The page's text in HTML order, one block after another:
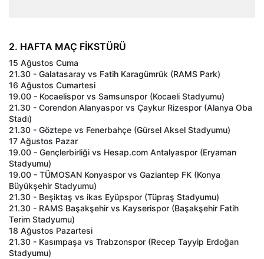
2. HAFTA MAÇ FİKSTÜRÜ
15 Ağustos Cuma
21.30 - Galatasaray vs Fatih Karagümrük (RAMS Park)
16 Ağustos Cumartesi
19.00 - Kocaelispor vs Samsunspor (Kocaeli Stadyumu)
21.30 - Corendon Alanyaspor vs Çaykur Rizespor (Alanya Oba
Stadı)
21.30 - Göztepe vs Fenerbahçe (Gürsel Aksel Stadyumu)
17 Ağustos Pazar
19.00 - Gençlerbirliği vs Hesap.com Antalyaspor (Eryaman
Stadyumu)
19.00 - TÜMOSAN Konyaspor vs Gaziantep FK (Konya
Büyükşehir Stadyumu)
21.30 - Beşiktaş vs ikas Eyüpspor (Tüpraş Stadyumu)
21.30 - RAMS Başakşehir vs Kayserispor (Başakşehir Fatih
Terim Stadyumu)
18 Ağustos Pazartesi
21.30 - Kasımpaşa vs Trabzonspor (Recep Tayyip Erdoğan
Stadyumu)